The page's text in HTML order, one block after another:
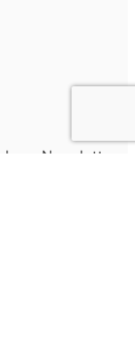
a Newsletter.